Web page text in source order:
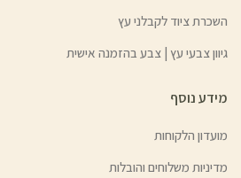
השכרת ציוד לקבלני עץ
גיוון צבעי עץ | צבע בהזמנה אישית
מידע נוסף
מועדון הלקוחות
מדיניות משלוחים והובלות